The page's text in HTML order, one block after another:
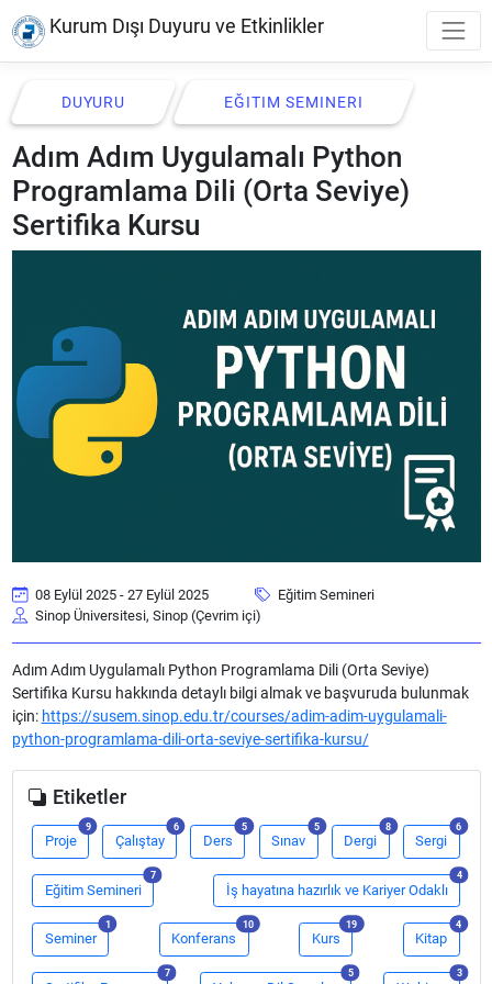
Kurum Dışı Duyuru ve Etkinlikler
DUYURU EĞITIM SEMINERI
Adım Adım Uygulamalı Python
Programlama Dili (Orta Seviye)
Sertifika Kursu
08 Eylül 2025 - 27 Eylül 2025
Eğitim Semineri
Sinop Üniversitesi, Sinop (Çevrim içi)
Adım Adım Uygulamalı Python Programlama Dili (Orta Seviye)
Sertifika Kursu hakkında detaylı bilgi almak ve başvuruda bulunmak
için: https://susem.sinop.edu.tr/courses/adim-adim-uygulamali-
python-programlama-dili-orta-seviye-sertifika-kursu/
Etiketler
Proje
9adet
Çalıştay
6adet
Ders
5adet
Sınav
5adet
Dergi
8adet
Sergi
6adet
Eğitim Semineri
7adet
İş hayatına hazırlık ve Kariyer Odaklı
4adet
Seminer
1adet
Konferans
10adet
Kurs
19adet
Kitap
4adet
7adet 5adet 3adet